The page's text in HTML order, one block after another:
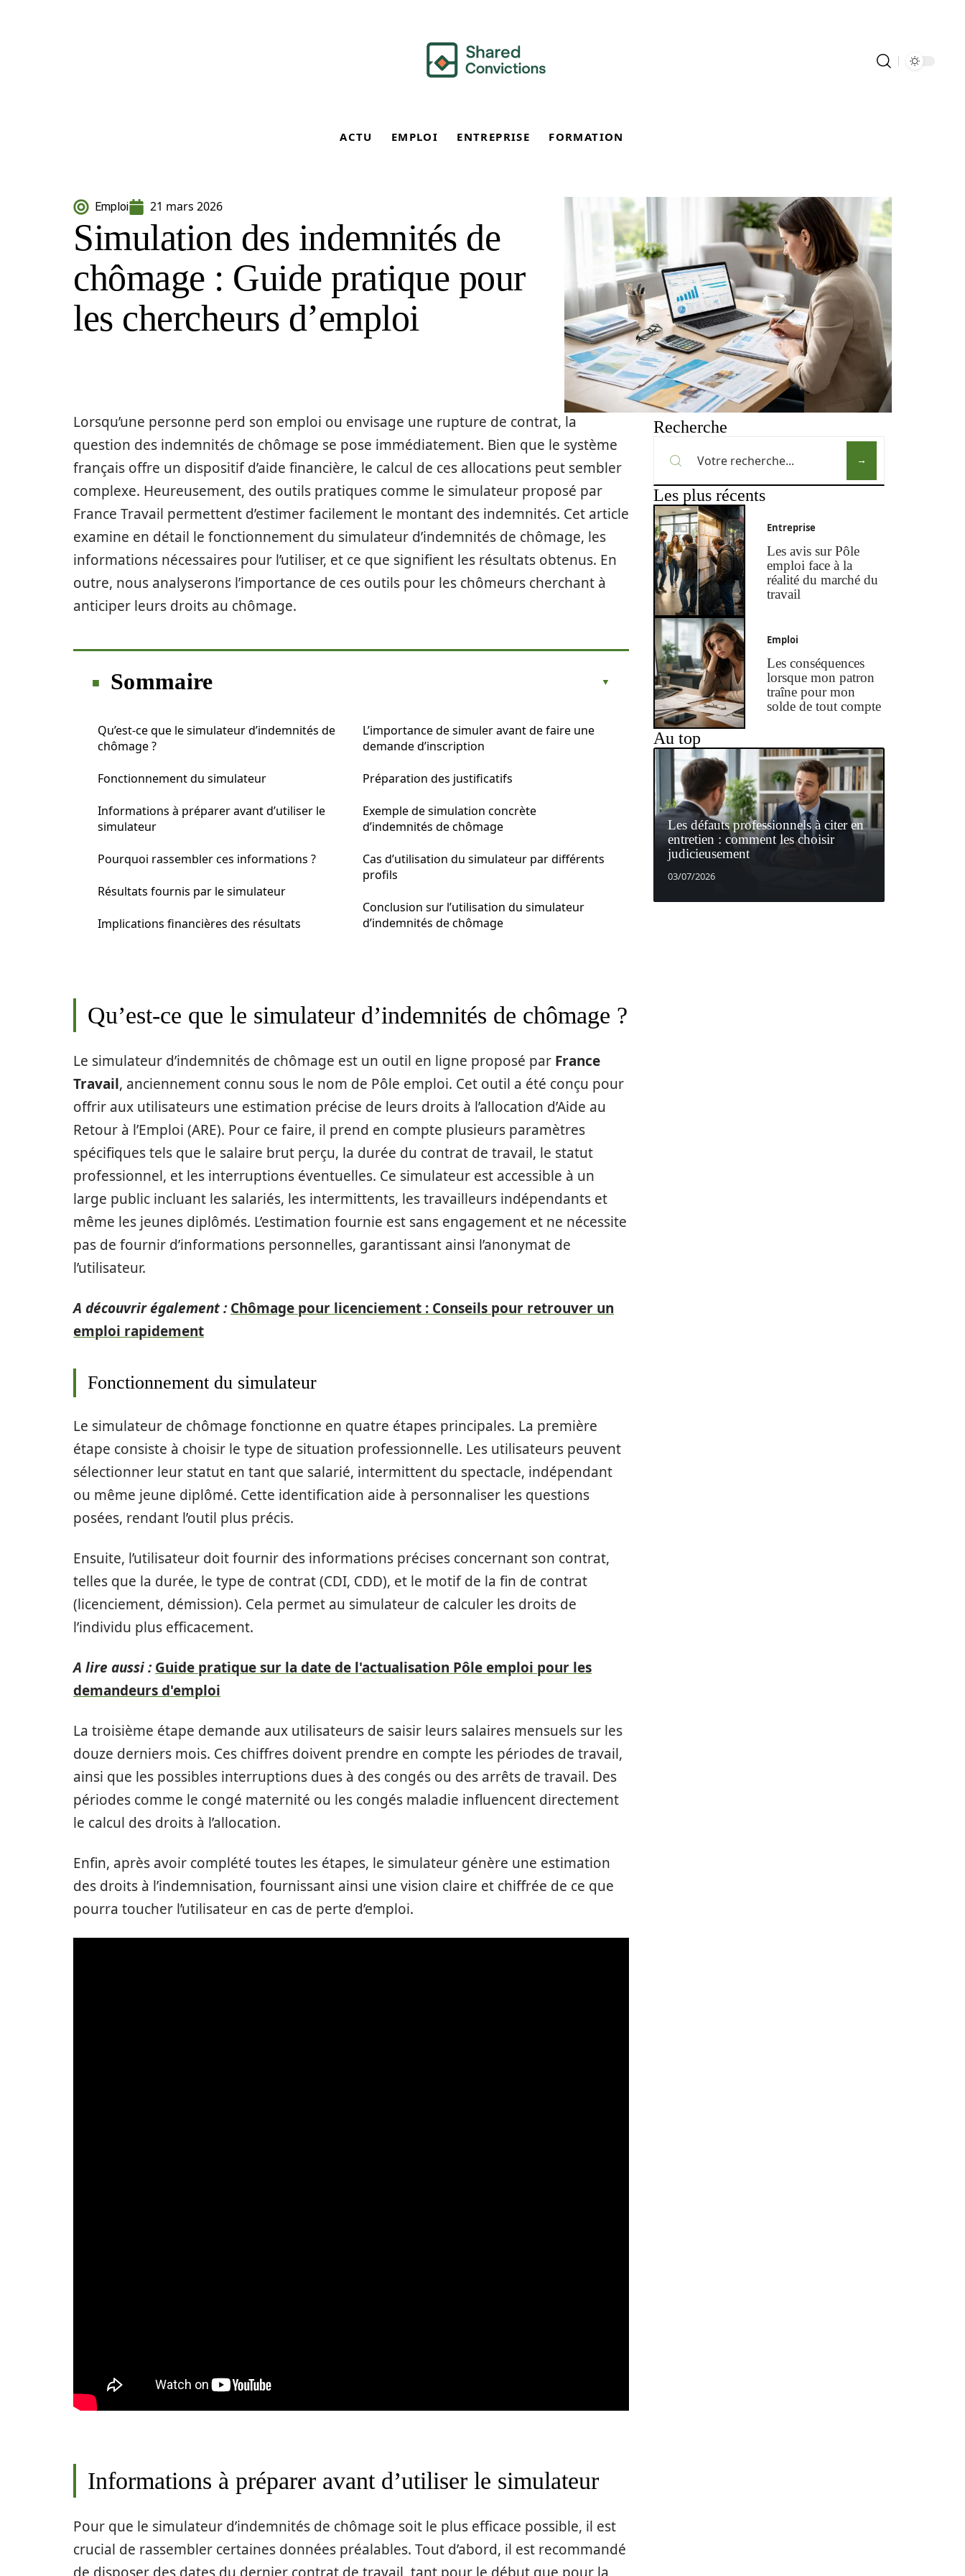
ACTU EMPLOI ENTREPRISE FORMATION
Emploi 21 mars 2026
Simulation des indemnités de
chômage : Guide pratique pour
les chercheurs d’emploi
Lorsqu’une personne perd son emploi ou envisage une rupture de contrat, la
question des indemnités de chômage se pose immédiatement. Bien que le système
français offre un dispositif d’aide financière, le calcul de ces allocations peut sembler
complexe. Heureusement, des outils pratiques comme le simulateur proposé par
France Travail permettent d’estimer facilement le montant des indemnités. Cet article
examine en détail le fonctionnement du simulateur d’indemnités de chômage, les
informations nécessaires pour l’utiliser, et ce que signifient les résultats obtenus. En
outre, nous analyserons l’importance de ces outils pour les chômeurs cherchant à
anticiper leurs droits au chômage.
Sommaire
Qu’est-ce que le simulateur d’indemnités de
chômage ?
Fonctionnement du simulateur
Informations à préparer avant d’utiliser le
simulateur
Pourquoi rassembler ces informations ?
Résultats fournis par le simulateur
Implications financières des résultats
L’importance de simuler avant de faire une
demande d’inscription
Préparation des justificatifs
Exemple de simulation concrète
d’indemnités de chômage
Cas d’utilisation du simulateur par différents
profils
Conclusion sur l’utilisation du simulateur
d’indemnités de chômage
Qu’est-ce que le simulateur d’indemnités de chômage ?
Le simulateur d’indemnités de chômage est un outil en ligne proposé par France
Travail, anciennement connu sous le nom de Pôle emploi. Cet outil a été conçu pour
offrir aux utilisateurs une estimation précise de leurs droits à l’allocation d’Aide au
Retour à l’Emploi (ARE). Pour ce faire, il prend en compte plusieurs paramètres
spécifiques tels que le salaire brut perçu, la durée du contrat de travail, le statut
professionnel, et les interruptions éventuelles. Ce simulateur est accessible à un
large public incluant les salariés, les intermittents, les travailleurs indépendants et
même les jeunes diplômés. L’estimation fournie est sans engagement et ne nécessite
pas de fournir d’informations personnelles, garantissant ainsi l’anonymat de
l’utilisateur.
A découvrir également : Chômage pour licenciement : Conseils pour retrouver un
emploi rapidement
Fonctionnement du simulateur
Le simulateur de chômage fonctionne en quatre étapes principales. La première
étape consiste à choisir le type de situation professionnelle. Les utilisateurs peuvent
sélectionner leur statut en tant que salarié, intermittent du spectacle, indépendant
ou même jeune diplômé. Cette identification aide à personnaliser les questions
posées, rendant l’outil plus précis.
Ensuite, l’utilisateur doit fournir des informations précises concernant son contrat,
telles que la durée, le type de contrat (CDI, CDD), et le motif de la fin de contrat
(licenciement, démission). Cela permet au simulateur de calculer les droits de
l’individu plus efficacement.
A lire aussi : Guide pratique sur la date de l'actualisation Pôle emploi pour les
demandeurs d'emploi
La troisième étape demande aux utilisateurs de saisir leurs salaires mensuels sur les
douze derniers mois. Ces chiffres doivent prendre en compte les périodes de travail,
ainsi que les possibles interruptions dues à des congés ou des arrêts de travail. Des
périodes comme le congé maternité ou les congés maladie influencent directement
le calcul des droits à l’allocation.
Enfin, après avoir complété toutes les étapes, le simulateur génère une estimation
des droits à l’indemnisation, fournissant ainsi une vision claire et chiffrée de ce que
pourra toucher l’utilisateur en cas de perte d’emploi.
Informations à préparer avant d’utiliser le simulateur
Pour que le simulateur d’indemnités de chômage soit le plus efficace possible, il est
crucial de rassembler certaines données préalables. Tout d’abord, il est recommandé
Recherche
Les plus récents
Entreprise
Les avis sur Pôle
emploi face à la
réalité du marché du
travail
Emploi
Les conséquences
lorsque mon patron
traîne pour mon
solde de tout compte
Au top
Les défauts professionnels à citer en
entretien : comment les choisir
judicieusement
03/07/2026